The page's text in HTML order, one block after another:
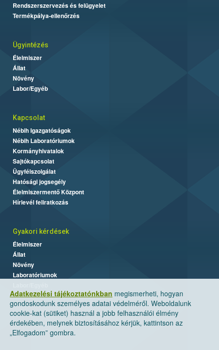
Adatkezelési tájékoztatónkban megismerheti, hogyan
gondoskodunk személyes adatai védelméről. Weboldalunk
cookie-kat (sütiket) használ a jobb felhasználói élmény
érdekében, melynek biztosításához kérjük, kattintson az
„Elfogadom” gombra.
Rendszerszervezés és felügyelet
Termékpálya-ellenőrzés
Ügyintézés
Élelmiszer
Állat
Növény
Labor/Egyéb
Kapcsolat
Nébih Igazgatóságok
Nébih Laboratóriumok
Kormányhivatalok
Sajtókapcsolat
Ügyfélszolgálat
Hatósági jogsegély
Élelmiszermentő Központ
Hírlevél feliratkozás
Gyakori kérdések
Élelmiszer
Állat
Növény
Laboratóriumok